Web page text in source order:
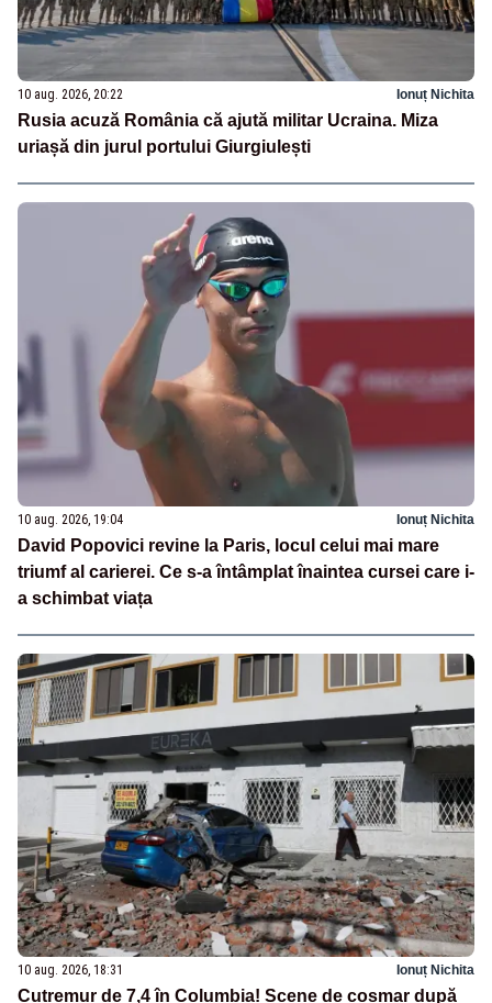
10 aug. 2026, 20:22 Ionuț Nichita
Rusia acuză România că ajută militar Ucraina. Miza
uriașă din jurul portului Giurgiulești
10 aug. 2026, 19:04 Ionuț Nichita
David Popovici revine la Paris, locul celui mai mare
triumf al carierei. Ce s-a întâmplat înaintea cursei care i-
a schimbat viața
10 aug. 2026, 18:31 Ionuț Nichita
Cutremur de 7,4 în Columbia! Scene de coșmar după